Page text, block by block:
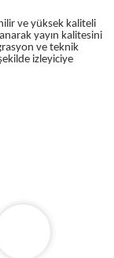
ve yüksek kaliteli
yayın kalitesini
ve teknik
izleyiciye